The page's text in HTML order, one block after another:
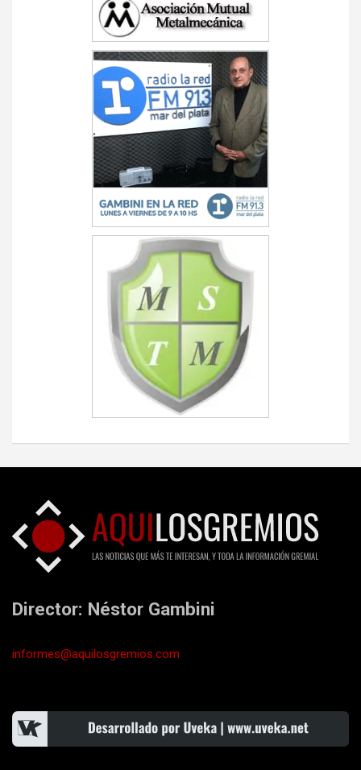
Director: Néstor Gambini
informes@aquilosgremios.com